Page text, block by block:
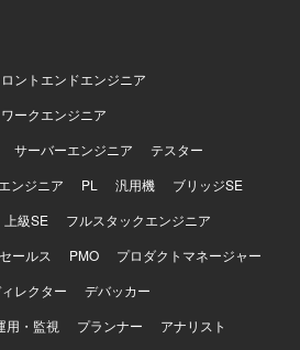
境です。 【開発環境】
す。フロントエンドとしてReact等
方を求めています。 【ポジシ
験設計を主導しながら、事業やプ
種AIツールを活用しながらプロト
いただきます。
ントエンドエンジニア
ークエンジニア
サーバーエンジニア
テスター
ンジニア PL 汎用機
ブリッジSE
上級SE
フルスタックエンジニア
ールス PMO
プロダクトマネージャー
レクター
デバッカー
用・監視 プランナー
アナリスト